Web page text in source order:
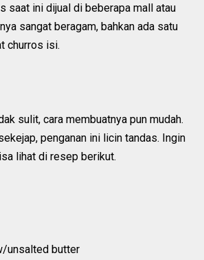
saat ini dijual di beberapa mall atau
sangat beragam, bahkan ada satu
churros isi.
sulit, cara membuatnya pun mudah.
penganan ini licin tandas. Ingin
lihat di resep berikut.
unsalted butter